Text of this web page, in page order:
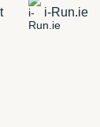
i-Run.ie